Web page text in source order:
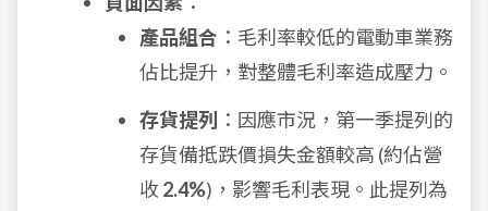
產品組合 ：毛利率較低的電動車業務
佔比提升，對整體毛利率造成壓力。
存貨提列 ：因應市況，第一季提列的
存貨備抵跌價損失金額較高 (約佔營
收2.4%)，影響毛利表現。此提列為